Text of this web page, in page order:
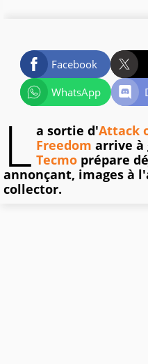
Facebook
WhatsApp
L a sortie d'Attack
Freedom arrive à
Tecmo prépare
annonçant, images à
collector.